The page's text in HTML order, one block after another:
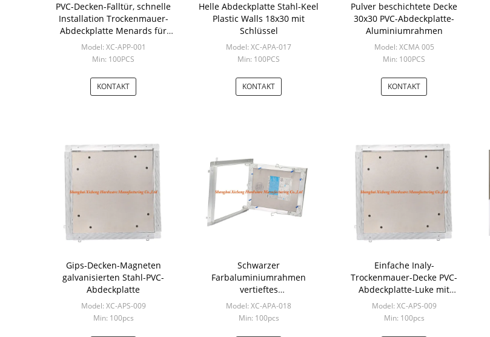
PVC-Decken-Falltür, schnelle
Installation Trockenmauer-
Abdeckplatte Menards für
inländisches Wertpapier
Model: XC-APP-001
Min: 100PCS
KONTAKT
Helle Abdeckplatte Stahl-Keel
Plastic Walls 18x30 mit
Schlüssel
Model: XC-APA-017
Min: 100PCS
KONTAKT
Pulver beschichtete Decke
30x30 PVC-Abdeckplatte-
Aluminiumrahmen
Model: XCMA 005
Min: 100PCS
KONTAKT
Gips-Decken-Magneten
galvanisierten Stahl-PVC-
Abdeckplatte
Model: XC-APS-009
Min: 100pcs
Schwarzer
Farbaluminiumrahmen
vertieftes
Gipskartonabdeckplatte
Model: XC-APA-018
Min: 100pcs
Einfache Inaly-
Trockenmauer-Decke PVC-
Abdeckplatte-Luke mit
Schlüssel
Model: XC-APS-009
Min: 100pcs